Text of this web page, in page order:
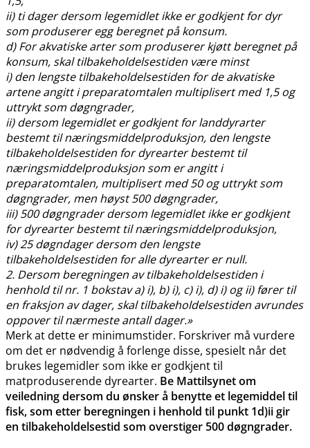
ii) ti dager dersom legemidlet ikke er godkjent for dyr
som produserer egg beregnet på konsum.
d) For akvatiske arter som produserer kjøtt beregnet på
konsum, skal tilbakeholdelsestiden være minst
i) den lengste tilbakeholdelsestiden for de akvatiske
artene angitt i preparatomtalen multiplisert med 1,5 og
uttrykt som døgngrader,
ii) dersom legemidlet er godkjent for landdyrarter
bestemt til næringsmiddelproduksjon, den lengste
tilbakeholdelsestiden for dyrearter bestemt til
næringsmiddelproduksjon som er angitt i
preparatomtalen, multiplisert med 50 og uttrykt som
døgngrader, men høyst 500 døgngrader,
iii) 500 døgngrader dersom legemidlet ikke er godkjent
for dyrearter bestemt til næringsmiddelproduksjon,
iv) 25 døgndager dersom den lengste
tilbakeholdelsestiden for alle dyrearter er null.
2. Dersom beregningen av tilbakeholdelsestiden i
henhold til nr. 1 bokstav a) i), b) i), c) i), d) i) og ii) fører til
en fraksjon av dager, skal tilbakeholdelsestiden avrundes
oppover til nærmeste antall dager.»
Merk at dette er minimumstider. Forskriver må vurdere
om det er nødvendig å forlenge disse, spesielt når det
brukes legemidler som ikke er godkjent til
matproduserende dyrearter. Be Mattilsynet om
veiledning dersom du ønsker å benytte et legemiddel til
fisk, som etter beregningen i henhold til punkt 1d)ii gir
en tilbakeholdelsestid som overstiger 500 døgngrader.